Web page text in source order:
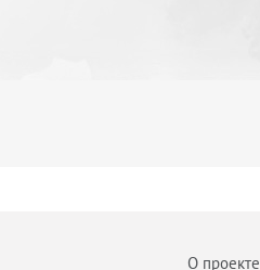
О проекте